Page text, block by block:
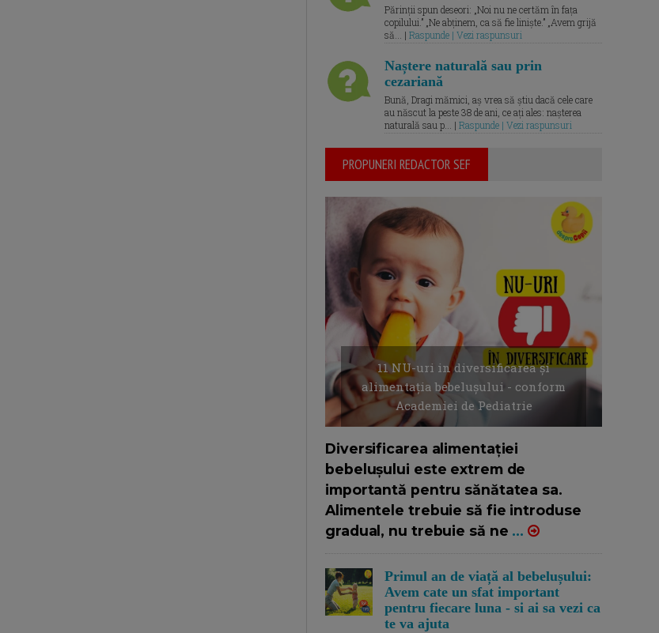
Părinții spun deseori: „Noi nu ne certăm în fața
copilului.” „Ne abținem, ca să fie liniște.” „Avem grijă
să... | Raspunde | Vezi raspunsuri
Naștere naturală sau prin
cezariană
Bună, Dragi mămici, aș vrea să știu dacă cele care
au născut la peste 38 de ani, ce ați ales: nașterea
naturală sau p... | Raspunde | Vezi raspunsuri
PROPUNERI REDACTOR SEF
11 NU-uri in diversificarea și
alimentația bebelușului - conform
Academiei de Pediatrie
Diversificarea alimentației
bebelușului este extrem de
importantă pentru sănătatea sa.
Alimentele trebuie să fie introduse
gradual, nu trebuie să ne ...
Primul an de viață al bebelușului:
Avem cate un sfat important
pentru fiecare luna - si ai sa vezi ca
te va ajuta